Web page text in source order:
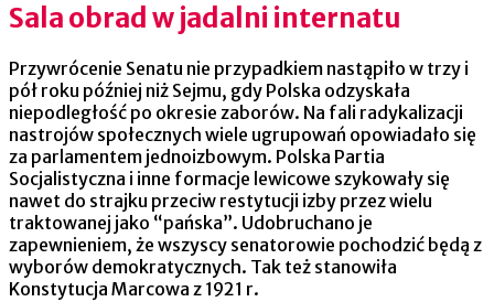
Sala obrad w jadalni internatu
Przywrócenie Senatu nie przypadkiem nastąpiło w trzy i
pół roku później niż Sejmu, gdy Polska odzyskała
niepodległość po okresie zaborów. Na fali radykalizacji
nastrojów społecznych wiele ugrupowań opowiadało się
za parlamentem jednoizbowym. Polska Partia
Socjalistyczna i inne formacje lewicowe szykowały się
nawet do strajku przeciw restytucji izby przez wielu
traktowanej jako “pańska”. Udobruchano je
zapewnieniem, że wszyscy senatorowie pochodzić będą z
wyborów demokratycznych. Tak też stanowiła
Konstytucja Marcowa z 1921 r.